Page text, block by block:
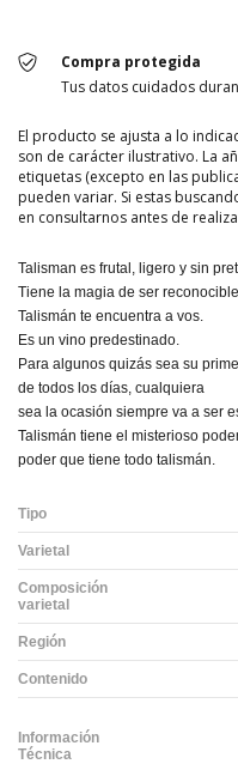
Compra protegida
Tus datos cuidados
El producto se ajusta a lo
son de carácter ilustrativo. La
etiquetas (excepto en las
pueden variar. Si estas
en consultarnos antes de
Talisman es frutal, ligero y sin
Tiene la magia de ser
Talismán te encuentra a vos.
Es un vino predestinado.
Para algunos quizás sea su
de todos los días, cualquiera
sea la ocasión siempre va a ser
Talismán tiene el misterioso
poder que tiene todo talismán.
Tipo
Varietal
Composición
varietal
Región
Contenido
Información
Técnica